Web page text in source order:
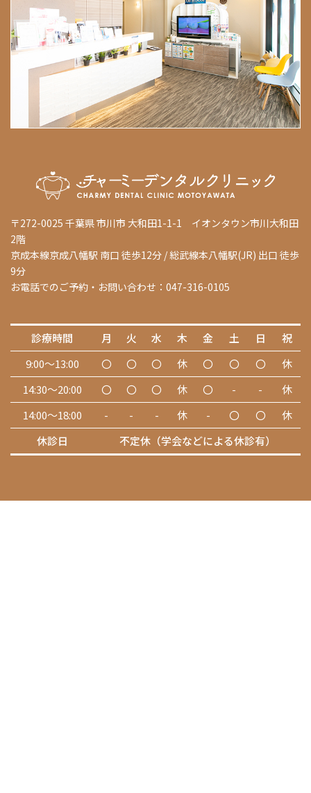
〒272-0025 千葉県 市川市 大和田1-1-1 イオンタウン市川大和田
2階
京成本線京成八幡駅 南口 徒歩12分 / 総武線本八幡駅(JR) 出口 徒歩
9分
お電話でのご予約・お問い合わせ：047-316-0105
診療時間 月 火 水 木 金 土 日
祝
9:00～13:00
〇 〇 〇 休 〇 〇 〇
休
14:30～20:00
〇 〇 〇 休 〇 - -
休
14:00～18:00
- - - 休 - 〇 〇
休
休診日
不定休（学会などによる休診有）